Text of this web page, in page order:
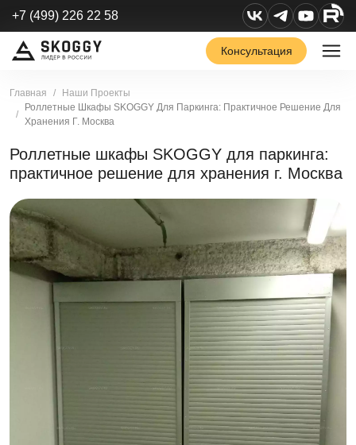
+7 (499) 226 22 58
Консультация
Главная
Наши Проекты
Роллетные Шкафы SKOGGY Для Паркинга: Практичное Решение Для
Хранения Г. Москва
Роллетные шкафы SKOGGY для паркинга:
практичное решение для хранения г. Москва